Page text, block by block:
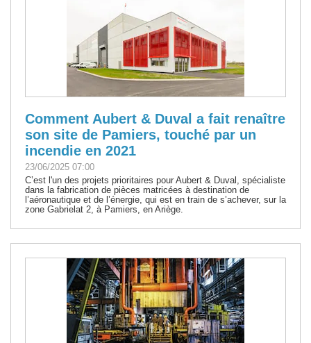
Comment Aubert & Duval a fait renaître
son site de Pamiers, touché par un
incendie en 2021
23/06/2025 07:00
C’est l'un des projets prioritaires pour Aubert & Duval, spécialiste
dans la fabrication de pièces matricées à destination de
l’aéronautique et de l’énergie, qui est en train de s’achever, sur la
zone Gabrielat 2, à Pamiers, en Ariège.